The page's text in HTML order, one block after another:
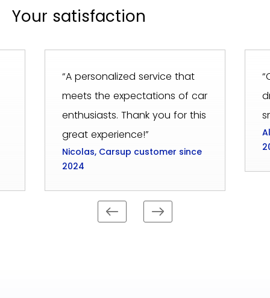
Your satisfaction
“A personalized service that
meets the expectations of car
enthusiasts. Thank you for this
great experience!”
Nicolas, Carsup customer since
2024